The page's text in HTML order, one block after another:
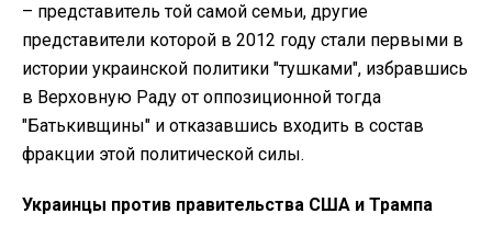
– представитель той самой семьи, другие
представители которой в 2012 году стали первыми в
истории украинской политики "тушками", избравшись
в Верховную Раду от оппозиционной тогда
"Батькивщины" и отказавшись входить в состав
фракции этой политической силы.
Украинцы против правительства США и Трампа